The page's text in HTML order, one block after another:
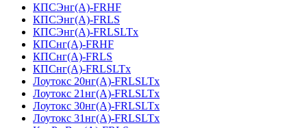
КПСЭнг(А)-FRHF
КПСЭнг(А)-FRLS
КПСЭнг(А)-FRLSLTx
КПСнг(А)-FRHF
КПСнг(А)-FRLS
КПСнг(А)-FRLSLTx
Лоутокс 20нг(А)-FRLSLTx
Лоутокс 21нг(А)-FRLSLTx
Лоутокс 30нг(А)-FRLSLTx
Лоутокс 31нг(А)-FRLSLTx